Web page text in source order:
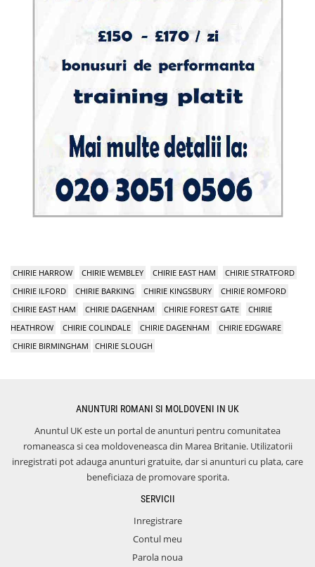
CHIRIE HARROW CHIRIE WEMBLEY CHIRIE EAST HAM
CHIRIE STRATFORD
CHIRIE ILFORD
CHIRIE BARKING CHIRIE KINGSBURY
CHIRIE ROMFORD
CHIRIE EAST HAM
CHIRIE DAGENHAM CHIRIE FOREST GATE
CHIRIE
HEATHROW
CHIRIE COLINDALE CHIRIE DAGENHAM
CHIRIE EDGWARE
CHIRIE BIRMINGHAM
CHIRIE SLOUGH
ANUNTURI ROMANI SI MOLDOVENI IN UK
Anuntul UK este un portal de anunturi pentru comunitatea
romaneasca si cea moldoveneasca din Marea Britanie. Utilizatorii
inregistrati pot adauga anunturi gratuite, dar si anunturi cu plata, care
beneficiaza de promovare sporita.
SERVICII
Inregistrare
Contul meu
Parola noua